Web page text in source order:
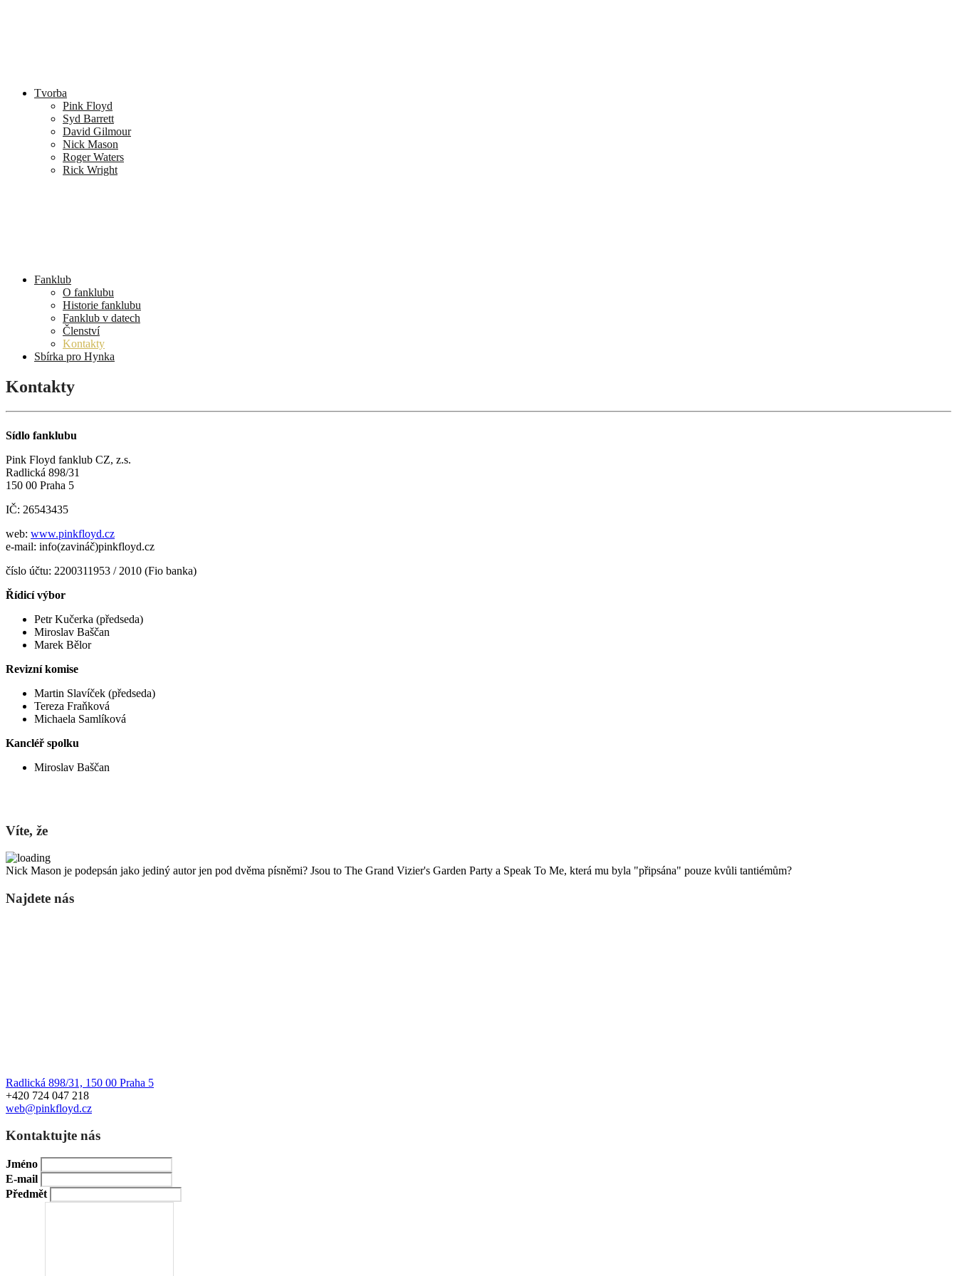
Tvorba
Pink Floyd
Syd Barrett
David Gilmour
Nick Mason
Roger Waters
Rick Wright
Fanklub
O fanklubu
Historie fanklubu
Fanklub v datech
Členství
Kontakty
Sbírka pro Hynka
Kontakty
Sídlo fanklubu
Pink Floyd fanklub CZ, z.s.
Radlická 898/31
150 00 Praha 5
IČ: 26543435
web: www.pinkfloyd.cz
e-mail: info(zavináč)pinkfloyd.cz
číslo účtu: 2200311953 / 2010 (Fio banka)
Řídicí výbor
Petr Kučerka (předseda)
Miroslav Baščan
Marek Bělor
Revizní komise
Martin Slavíček (předseda)
Tereza Fraňková
Michaela Samlíková
Kancléř spolku
Miroslav Baščan
Víte, že
Nick Mason je podepsán jako jediný autor jen pod dvěma písněmi? Jsou to The Grand Vizier's Garden Party a Speak To Me, která mu byla "připsána" pouze kvůli tantiémům?
Najdete nás
Radlická 898/31, 150 00 Praha 5
+420 724 047 218
web@pinkfloyd.cz
Kontaktujte nás
Jméno
E-mail
Předmět